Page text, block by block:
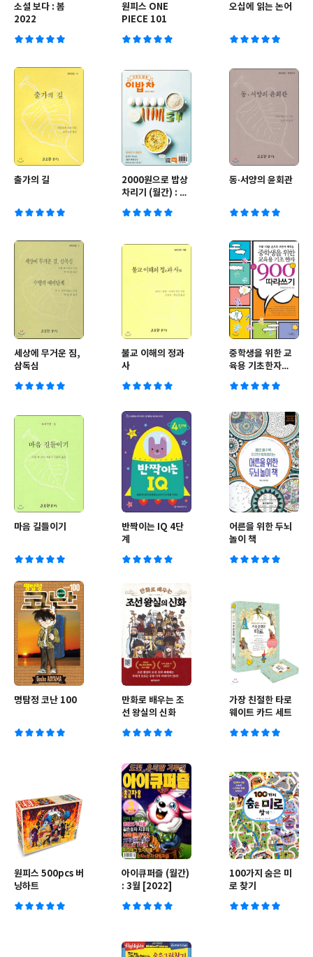
소설 보다 : 봄
2022
원피스 ONE
PIECE 101
오십에 읽는 논어
출가의 길
2000원으로 밥상
차리기 (월간) : 3
동·서양의 윤회관
세상에 무거운 짐,
삼독심
불교 이해의 정과
사
중학생을 위한 교
육용 기초한자
마음 길들이기
반짝이는 IQ 4단
계
어른을 위한 두뇌
놀이 책
명탐정 코난 100
만화로 배우는 조
선 왕실의 신화
가장 친절한 타로
웨이트 카드 세트
원피스 500pcs 버
닝하트
아이큐퍼즐 (월간)
: 3월 [2022]
100가지 숨은 미
로 찾기